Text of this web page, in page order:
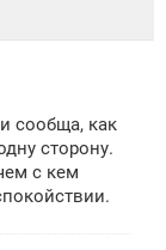
сообща, как
сторону.
с кем